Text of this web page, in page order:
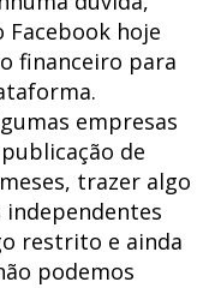
hoje
financeiro para
empresas
de
trazer algo
restrito e ainda
podemos